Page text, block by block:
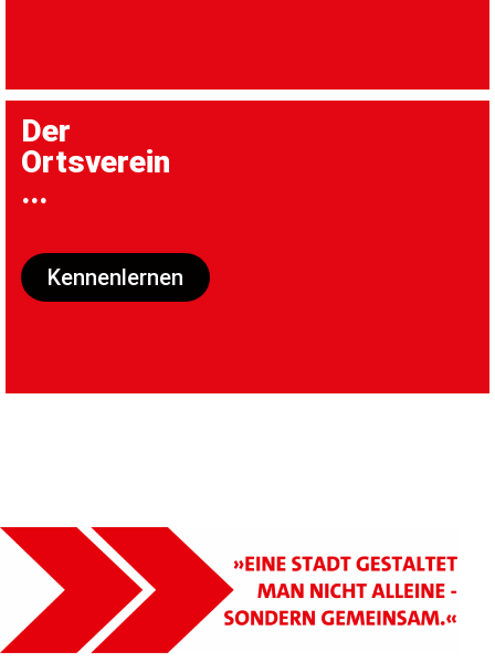
Der
Ortsverein
...
Kennenlernen